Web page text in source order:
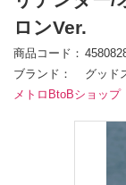
ロンVer.
商品コード
ブランド
グッド
メトロBtoBショップ